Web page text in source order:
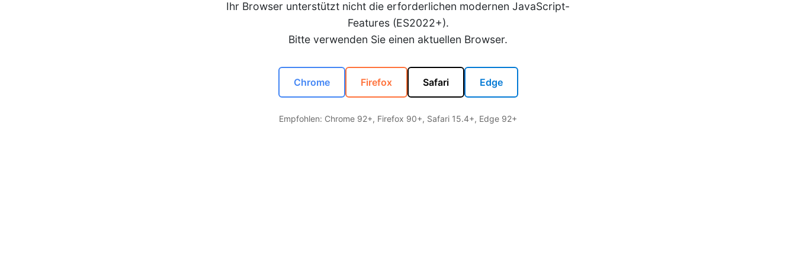
Ihr Browser unterstützt nicht die erforderlichen modernen JavaScript-
Features (ES2022+).
Bitte verwenden Sie einen aktuellen Browser.
Chrome Firefox Safari Edge
Empfohlen: Chrome 92+, Firefox 90+, Safari 15.4+, Edge 92+